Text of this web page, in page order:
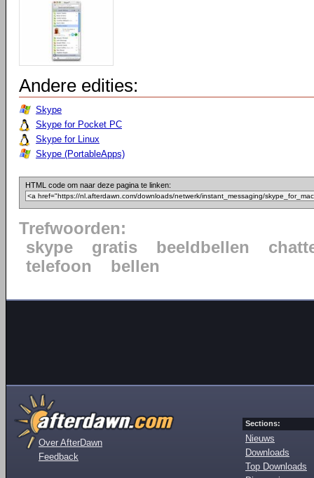
Andere edities:
Skype
Skype for Pocket PC
Skype for Linux
Skype (PortableApps)
HTML code om naar deze pagina te linken:
Trefwoorden:
skype
gratis beeldbellen
telefoon
bellen
Over AfterDawn
Feedback
Sections:
Nieuws
Downloads
Top Downloads